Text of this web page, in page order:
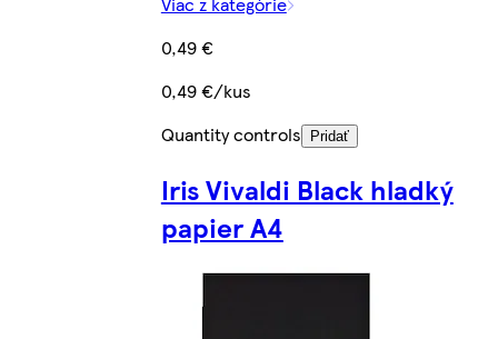
0,49 €
0,49 €/kus
Quantity controls
Pridať
Iris Vivaldi Black hladký
papier A4